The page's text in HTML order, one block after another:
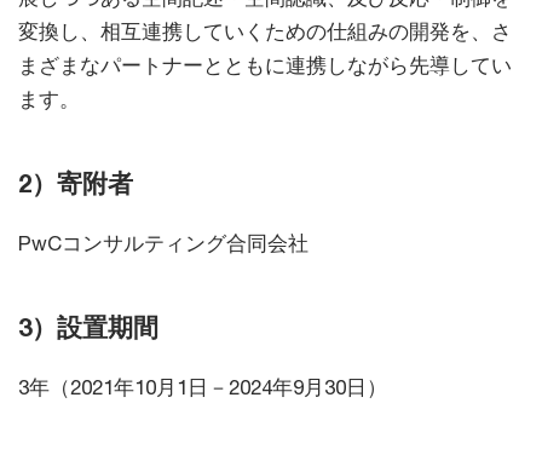
変換し、相互連携していくための仕組みの開発を、さ
まざまなパートナーとともに連携しながら先導してい
ます。
2）寄附者
PwCコンサルティング合同会社
3）設置期間
3年（2021年10月1日－2024年9月30日）